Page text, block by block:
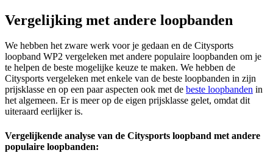
Vergelijking met andere loopbanden
We hebben het zware werk voor je gedaan en de Citysports
loopband WP2 vergeleken met andere populaire loopbanden om je
te helpen de beste mogelijke keuze te maken. We hebben de
Citysports vergeleken met enkele van de beste loopbanden in zijn
prijsklasse en op een paar aspecten ook met de beste loopbanden in
het algemeen. Er is meer op de eigen prijsklasse gelet, omdat dit
uiteraard eerlijker is.
Vergelijkende analyse van de Citysports loopband met andere
populaire loopbanden: